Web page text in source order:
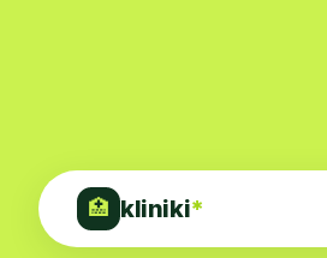
🏥 kliniki*